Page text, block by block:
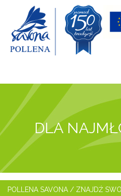
DLA
POLLENA SAVONA / ZNAJDŹ